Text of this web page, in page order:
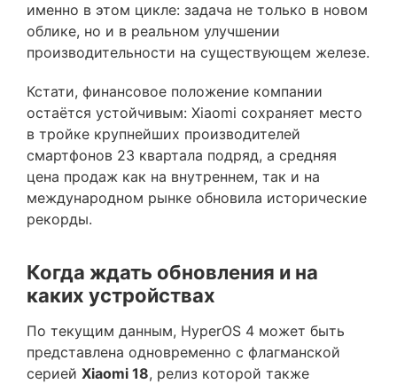
именно в этом цикле: задача не только в новом
облике, но и в реальном улучшении
производительности на существующем железе.
Кстати, финансовое положение компании
остаётся устойчивым: Xiaomi сохраняет место
в тройке крупнейших производителей
смартфонов 23 квартала подряд, а средняя
цена продаж как на внутреннем, так и на
международном рынке обновила исторические
рекорды.
Когда ждать обновления и на
каких устройствах
По текущим данным, HyperOS 4 может быть
представлена одновременно с флагманской
серией Xiaomi 18, релиз которой также